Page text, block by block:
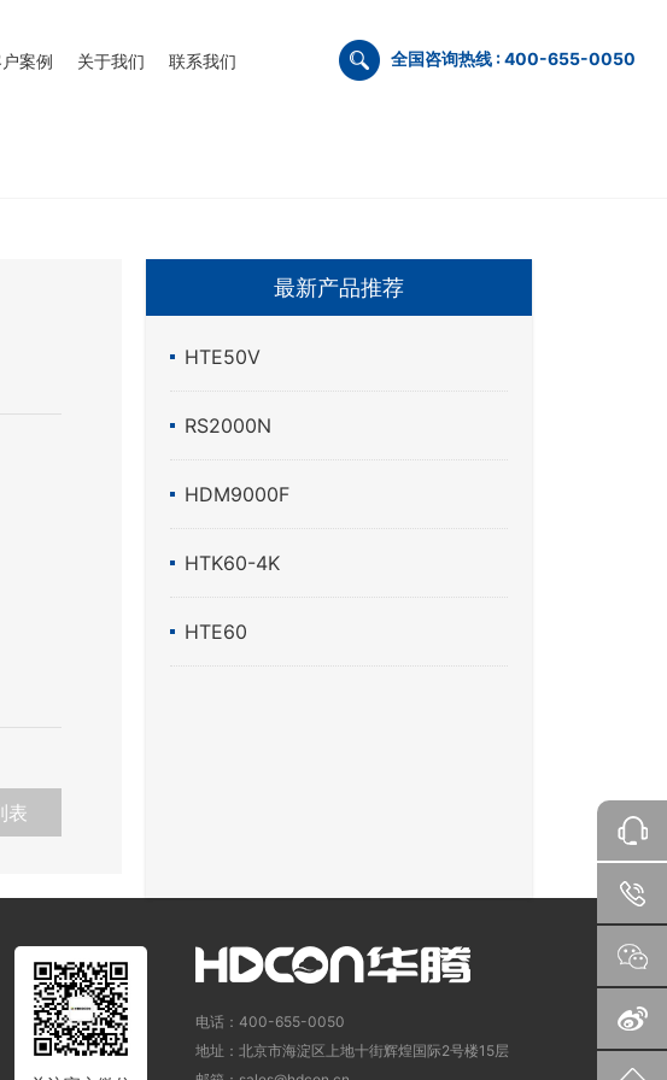
案例 关于我们 联系我们 全国咨询热线 : 400-655-0050
最新产品推荐
HTE50V
RS2000N
HDM9000F
HTK60-4K
HTE60
表
电话：400-655-0050
地址：北京市海淀区上地十街辉煌国际2号楼15层